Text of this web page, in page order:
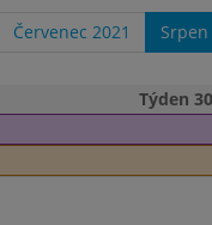
Červenec 2021 Srpen
Týden 30